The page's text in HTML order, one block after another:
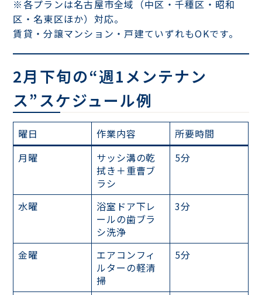
※各プランは名古屋市全域（中区・千種区・昭和
区・名東区ほか）対応。
賃貸・分譲マンション・戸建ていずれもOKです。
2月下旬の“週1メンテナン
ス”スケジュール例
曜日 作業内容
所要時間
月曜
サッシ溝の乾
拭き＋重曹ブ
ラシ
5分
水曜
浴室ドア下レ
ールの歯ブラ
シ洗浄
3分
金曜
エアコンフィ
ルターの軽清
掃
5分